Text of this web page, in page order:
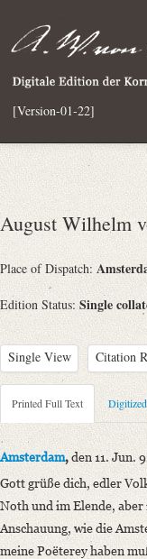
[Version-01-22]
August Wilhelm
Place of Dispatch:
Edition Status: Single
Single View Citation
Metadata
Sender: August
Recipient: Gottfried
Place of Dispatch:
Place of Destination:
Date: 11.06.1791
Notations:
Printed Full Text
Amsterdam,den 11. Jun.
Gott grüße dich, edler
Noth und im Elende,
Anschauung, wie die
meine Poëterey haben